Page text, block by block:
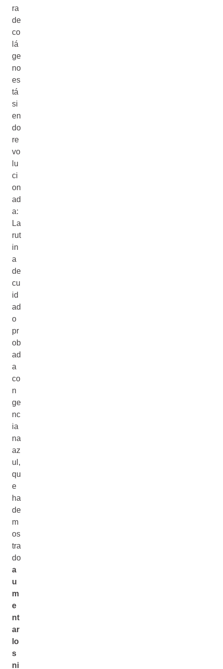
ra
de
co
lá
ge
no
es
tá
si
en
do
re
vo
lu
ci
on
ad
a:
La
rut
in
a
de
cu
id
ad
o
pr
ob
ad
a
co
n
ge
nc
ia
na
az
ul,
qu
e
ha
de
m
os
tra
do
a
u
m
e
nt
ar
lo
s
ni